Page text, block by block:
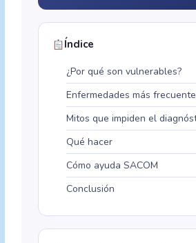
Índice
¿Por qué son vulnerables?
Enfermedades más
Mitos que impiden el
Qué hacer
Cómo ayuda SACOM
Conclusión